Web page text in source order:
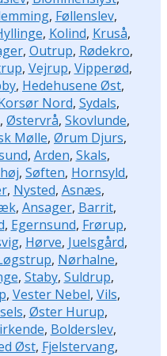
, Føllenslev,
, Kolind, Kruså,
, Outrup, Rødekro,
, Vejrup, Vipperød,
, Hedehusene Øst,
Nord, Sydals,
, Østervrå, Skovlunde,
Mølle, Ørum Djurs,
, Arden, Skals,
, Søften, Hornsyld,
, Nysted, Asnæs,
, Ansager, Barrit,
, Egernsund, Frørup,
, Hørve, Juelsgård,
, Nørhalne,
, Staby, Suldrup,
, Vester Nebel, Vils,
, Øster Hurup,
, Bolderslev,
Øst, Fjelstervang,